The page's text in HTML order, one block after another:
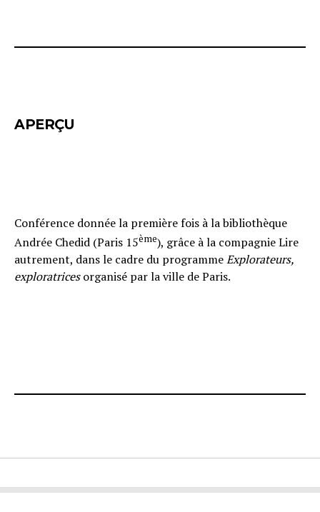
APERÇU
Conférence donnée la première fois à la bibliothèque
Andrée Chedid (Paris 15ème), grâce à la compagnie Lire
autrement, dans le cadre du programmeExplorateurs,
exploratricesorganisé par la ville de Paris.